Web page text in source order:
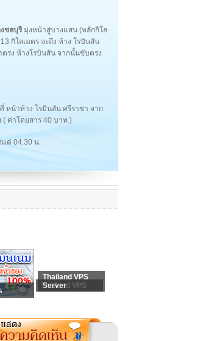
งชลบุรีมุ่งหน้าสู่บางแสน (หลักกิโล
กิโลเมตร จะถึง ห้าง โรบินสัน
รง ห้างโรบินสัน จากนั้นขับตรง
หน้าห้าง โรบินสัน ศรีราชา จาก
( ค่าโดยสาร 40 บาท )
แต่ 04.30 น.
Thailand VPS
Thailand VPS
Server